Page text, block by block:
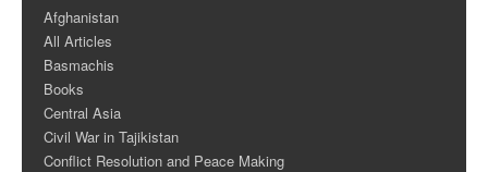
Afghanistan
All Articles
Basmachis
Books
Central Asia
Civil War in Tajikistan
Conflict Resolution and Peace Making